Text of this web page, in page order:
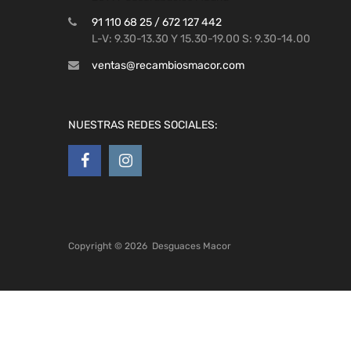
91 110 68 25 / 672 127 442
L-V: 9.30-13.30 Y 15.30-19.00 S: 9.30-14.00
ventas@recambiosmacor.com
NUESTRAS REDES SOCIALES:
Copyright © 2026 Desguaces Macor